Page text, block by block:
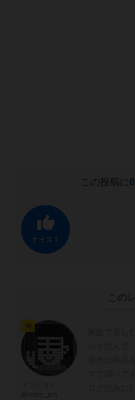
この投稿に 0
ナイス！
この